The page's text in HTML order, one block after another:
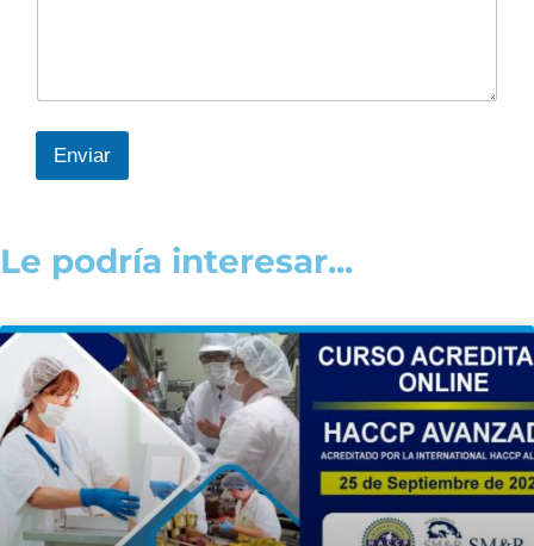
Enviar
Le podría interesar...